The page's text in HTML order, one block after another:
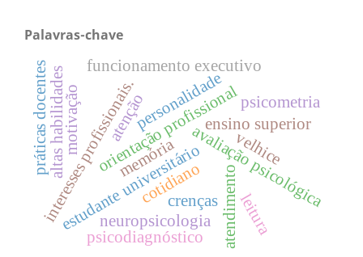
Palavras-chave
orientação profissionalavaliação psicológica
interesses profissionais.
estudante universitário
ensino superior
altas habilidades
atendimento
funcionamento executivo
neuropsicologia
crenças
psicodiagnóstico
atenção psicometria
práticas docentes
leitura
personalidade
motivação
memória velhice
cotidiano